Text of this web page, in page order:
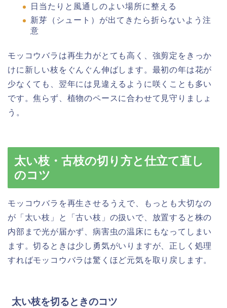
日当たりと風通しのよい場所に整える
新芽（シュート）が出てきたら折らないよう注
意
モッコウバラは再生力がとても高く、強剪定をきっか
けに新しい枝をぐんぐん伸ばします。最初の年は花が
少なくても、翌年には見違えるように咲くことも多い
です。焦らず、植物のペースに合わせて見守りましょ
う。
太い枝・古枝の切り方と仕立て直し
のコツ
モッコウバラを再生させるうえで、もっとも大切なの
が「太い枝」と「古い枝」の扱いで、放置すると株の
内部まで光が届かず、病害虫の温床にもなってしまい
ます。切るときは少し勇気がいりますが、正しく処理
すればモッコウバラは驚くほど元気を取り戻します。
太い枝を切るときのコツ